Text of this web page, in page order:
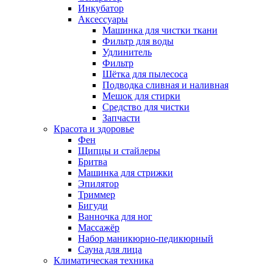
Инкубатор
Аксессуары
Машинка для чистки ткани
Фильтр для воды
Удлинитель
Фильтр
Шётка для пылесоса
Подводка сливная и наливная
Мешок для стирки
Средство для чистки
Запчасти
Красота и здоровье
Фен
Щипцы и стайлеры
Бритва
Машинка для стрижки
Эпилятор
Триммер
Бигуди
Ванночка для ног
Массажёр
Набор маникюрно-педикюрный
Сауна для лица
Климатическая техника